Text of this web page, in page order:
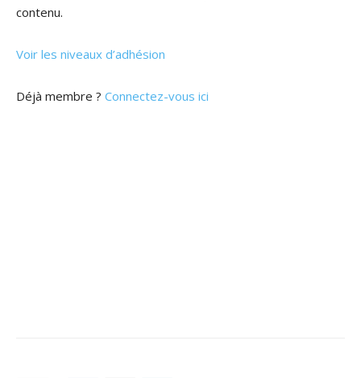
contenu.
Voir les niveaux d’adhésion
Déjà membre ? Connectez-vous ici